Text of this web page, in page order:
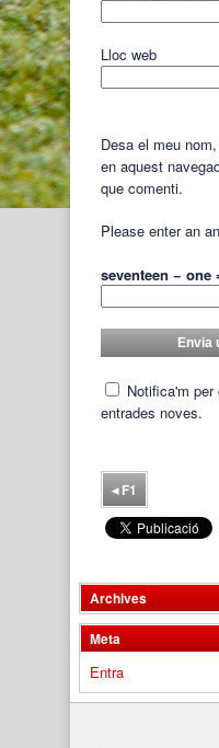
Lloc web
Desa el meu
en aquest
que comenti.
Please enter an
seventeen − one
Notifica'm
entrades noves.
◂F1
Archives
Meta
Entra